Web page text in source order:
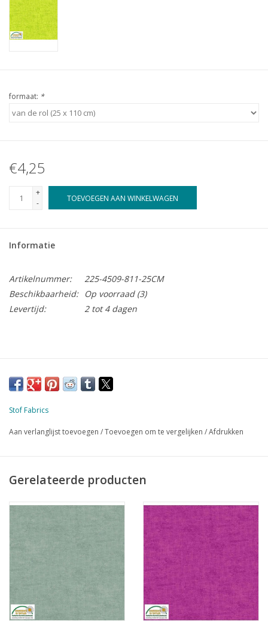
formaat: *
€4,25
+
-
TOEVOEGEN AAN WINKELWAGEN
Informatie
Artikelnummer:
225-4509-811-25CM
Beschikbaarheid:
Op voorraad(3)
Levertijd:
2 tot 4 dagen
Stof Fabrics
Aan verlanglijst toevoegen /Toevoegen om te vergelijken /Afdrukken
Gerelateerde producten